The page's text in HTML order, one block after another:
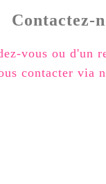
Contactez-
vous ou d'un
contacter via